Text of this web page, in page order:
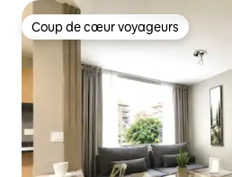
Coup de cœur voyageurs
Coup de cœur voyageurs